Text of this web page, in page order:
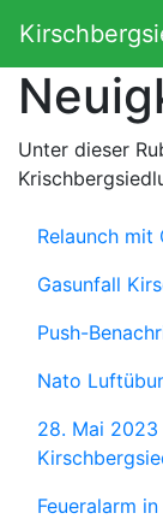
Relaunch mit
Gasunfall
Push-
Nato
28. Mai
Feueralarm
Unter dieser